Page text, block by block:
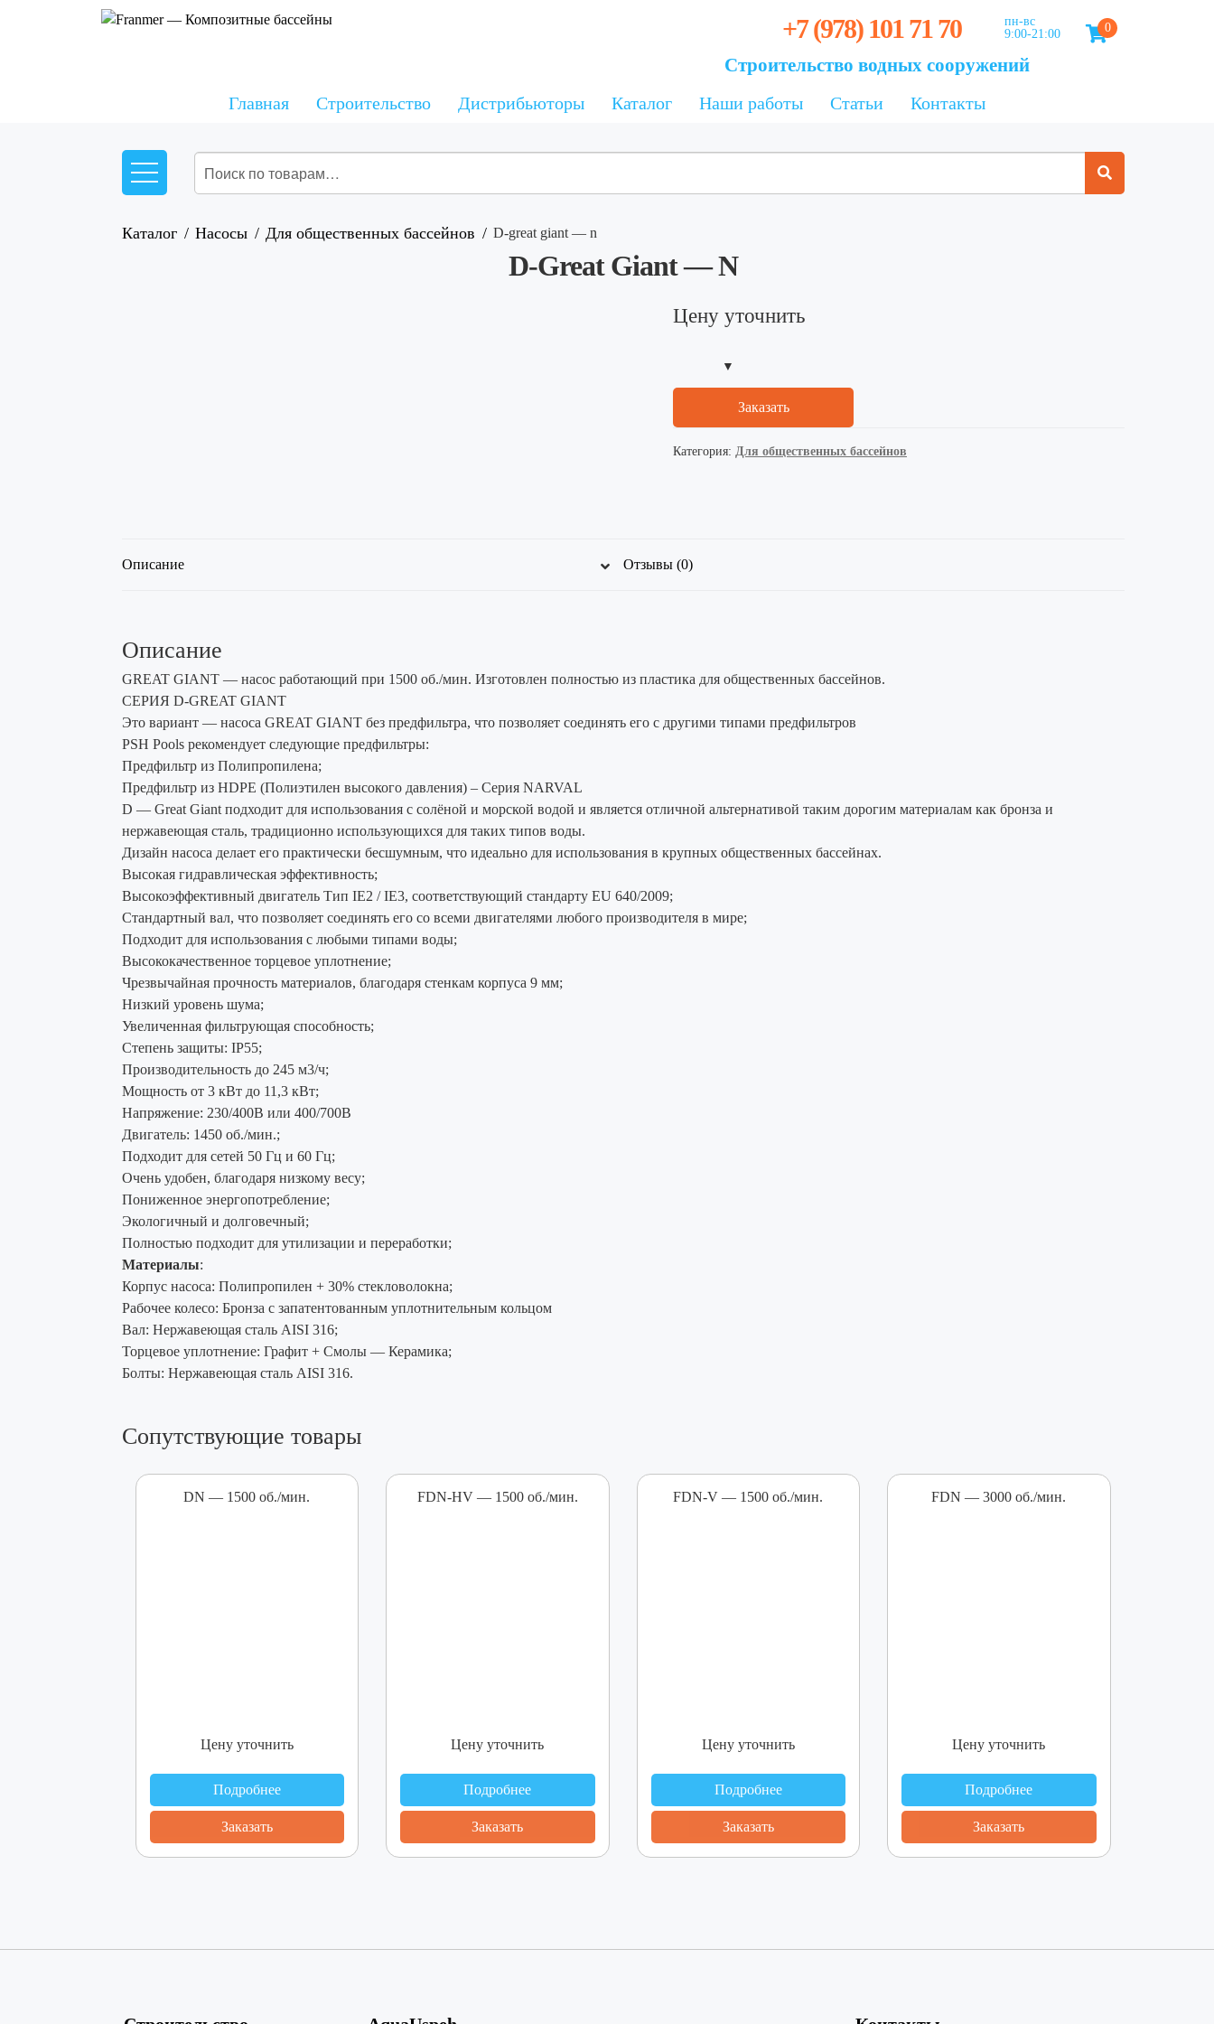
+7 (978) 101 71 70
пн-вс
9:00-21:00
Строительство водных сооружений
0
Главная Строительство Дистрибьюторы Каталог Наши работы Статьи Контакты
Каталог Насосы Для общественных бассейнов d-great giant — n
D-Great Giant — N
Цену уточнить
Заказать
Категория: Для общественных бассейнов
Описание Отзывы (0)
Описание
GREAT GIANT — насос работающий при 1500 об./мин. Изготовлен полностью из пластика для общественных бассейнов.
СЕРИЯ D-GREAT GIANT
Это вариант — насоса GREAT GIANT без предфильтра, что позволяет соединять его с другими типами предфильтров
PSH Pools рекомендует следующие предфильтры:
Предфильтр из Полипропилена;
Предфильтр из HDPE (Полиэтилен высокого давления) – Серия NARVAL
D — Great Giant подходит для использования с солёной и морской водой и является отличной альтернативой таким дорогим материалам как бронза и
нержавеющая сталь, традиционно использующихся для таких типов воды.
Дизайн насоса делает его практически бесшумным, что идеально для использования в крупных общественных бассейнах.
Высокая гидравлическая эффективность;
Высокоэффективный двигатель Тип IE2 / IE3, соответствующий стандарту EU 640/2009;
Стандартный вал, что позволяет соединять его со всеми двигателями любого производителя в мире;
Подходит для использования с любыми типами воды;
Высококачественное торцевое уплотнение;
Чрезвычайная прочность материалов, благодаря стенкам корпуса 9 мм;
Низкий уровень шума;
Увеличенная фильтрующая способность;
Степень защиты: IP55;
Производительность до 245 м3/ч;
Мощность от 3 кВт до 11,3 кВт;
Напряжение: 230/400В или 400/700В
Двигатель: 1450 об./мин.;
Подходит для сетей 50 Гц и 60 Гц;
Очень удобен, благодаря низкому весу;
Пониженное энергопотребление;
Экологичный и долговечный;
Полностью подходит для утилизации и переработки;
Материалы:
Корпус насоса: Полипропилен + 30% стекловолокна;
Рабочее колесо: Бронза с запатентованным уплотнительным кольцом
Вал: Нержавеющая сталь AISI 316;
Торцевое уплотнение: Графит + Смолы — Керамика;
Болты: Нержавеющая сталь AISI 316.
Сопутствующие товары
DN — 1500 об./мин.
Цену уточнить
Подробнее
Заказать
FDN-HV — 1500 об./мин.
Цену уточнить
Подробнее
Заказать
FDN-V — 1500 об./мин.
Цену уточнить
Подробнее
Заказать
FDN — 3000 об./мин.
Цену уточнить
Подробнее
Заказать